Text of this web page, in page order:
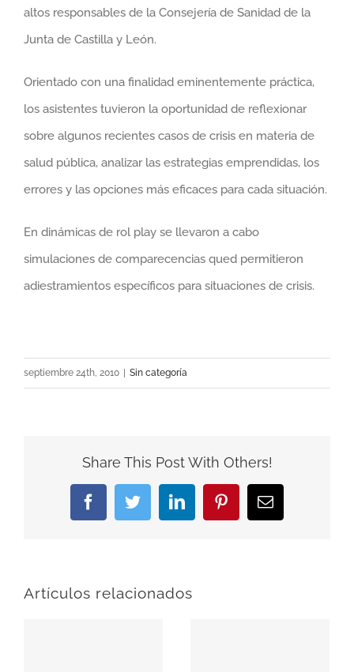
altos responsables de la Consejería de Sanidad de la
Junta de Castilla y León.
Orientado con una finalidad eminentemente práctica,
los asistentes tuvieron la oportunidad de reflexionar
sobre algunos recientes casos de crisis en materia de
salud pública, analizar las estrategias emprendidas, los
errores y las opciones más eficaces para cada situación.
En dinámicas de rol play se llevaron a cabo
simulaciones de comparecencias qued permitieron
adiestramientos específicos para situaciones de crisis.
septiembre 24th, 2010 | Sin categoría
Share This Post With Others!
FacebookTwitterLinkedInPinterestCorreo
electrónico
Artículos relacionados